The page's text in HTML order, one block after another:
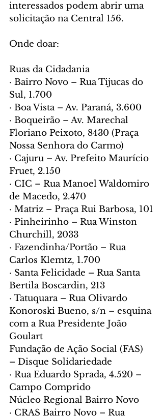
interessados podem abrir uma
solicitação na Central 156.
Onde doar:
Ruas da Cidadania
· Bairro Novo – Rua Tijucas do
Sul, 1.700
· Boa Vista – Av. Paraná, 3.600
· Boqueirão – Av. Marechal
Floriano Peixoto, 8430 (Praça
Nossa Senhora do Carmo)
· Cajuru – Av. Prefeito Maurício
Fruet, 2.150
· CIC – Rua Manoel Waldomiro
de Macedo, 2.470
· Matriz – Praça Rui Barbosa, 101
· Pinheirinho – Rua Winston
Churchill, 2033
· Fazendinha/Portão – Rua
Carlos Klemtz, 1.700
· Santa Felicidade – Rua Santa
Bertila Boscardin, 213
· Tatuquara – Rua Olivardo
Konoroski Bueno, s/n – esquina
com a Rua Presidente João
Goulart
Fundação de Ação Social (FAS)
– Disque Solidariedade
· Rua Eduardo Sprada, 4.520 –
Campo Comprido
Núcleo Regional Bairro Novo
· CRAS Bairro Novo – Rua